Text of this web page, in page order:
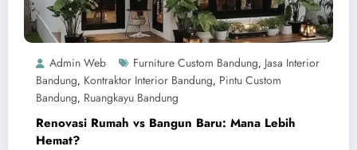
Admin Web Furniture Custom Bandung, Jasa Interior
Bandung, Kontraktor Interior Bandung, Pintu Custom
Bandung, Ruangkayu Bandung
Renovasi Rumah vs Bangun Baru: Mana Lebih
Hemat?